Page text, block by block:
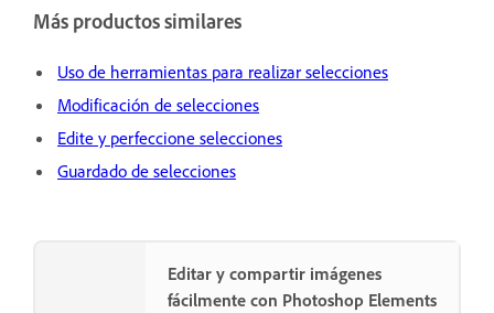
Más productos similares
Uso de herramientas para realizar selecciones
Modificación de selecciones
Edite y perfeccione selecciones
Guardado de selecciones
Editar y compartir imágenes
fácilmente con Photoshop Elements